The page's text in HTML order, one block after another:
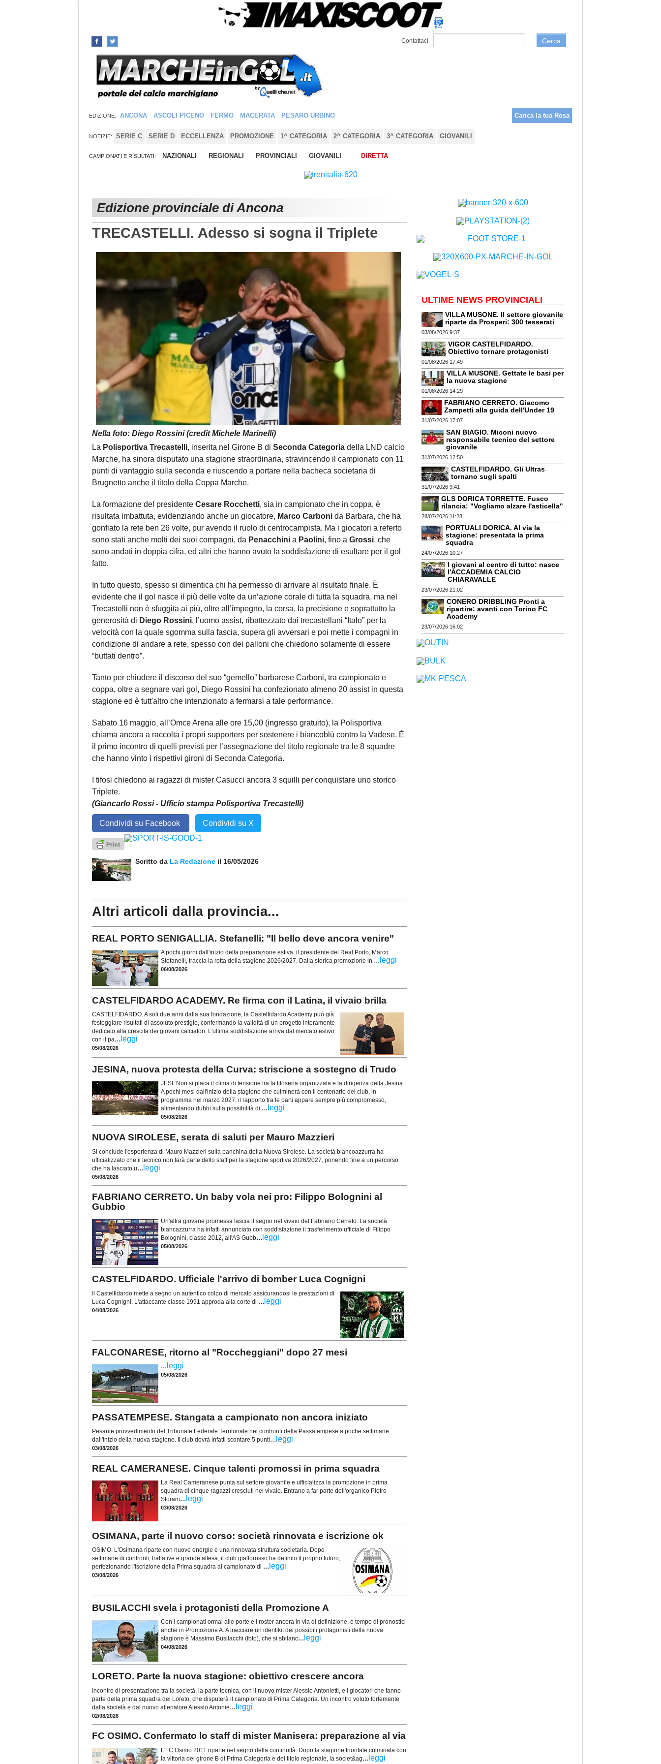
Contattaci Cerca
EDIZIONE: ANCONA ASCOLI PICENO FERMO MACERATA PESARO URBINO Carica la tua Rosa
NOTIZIE: SERIE C SERIE D ECCELLENZA PROMOZIONE 1^ CATEGORIA 2^ CATEGORIA 3^ CATEGORIA GIOVANILI
CAMPIONATI E RISULTATI: NAZIONALI REGIONALI PROVINCIALI GIOVANILI DIRETTA
Edizione provinciale di Ancona
TRECASTELLI. Adesso si sogna il Triplete
Nella foto: Diego Rossini (credit Michele Marinelli)
La Polisportiva Trecastelli, inserita nel Girone B di Seconda Categoria della LND calcio
Marche, ha sinora disputato una stagione straordinaria, stravincendo il campionato con 11
punti di vantaggio sulla seconda e riuscendo a portare nella bacheca societaria di
Brugnetto anche il titolo della Coppa Marche.
La formazione del presidente Cesare Rocchetti, sia in campionato che in coppa, è
risultata imbattuta, evidenziando anche un giocatore, Marco Carboni da Barbara, che ha
gonfiato la rete ben 26 volte, pur avendo il ruolo di centrocampista. Ma i giocatori a referto
sono stati anche molti dei suoi compagni, da Penacchini a Paolini, fino a Grossi, che
sono andati in doppia cifra, ed altri che hanno avuto la soddisfazione di esultare per il gol
fatto.
In tutto questo, spesso si dimentica chi ha permesso di arrivare al risultato finale. È
evidente che il gol nasce il più delle volte da un’azione corale di tutta la squadra, ma nel
Trecastelli non è sfuggita ai più, oltre all’impegno, la corsa, la precisione e soprattutto la
generosità di Diego Rossini, l’uomo assist, ribattezzato dai trecastellani “Italo” per la
velocità con la quale sgomma sulla fascia, supera gli avversari e poi mette i compagni in
condizione di andare a rete, spesso con dei palloni che chiedono solamente di essere
“buttati dentro”.
Tanto per chiudere il discorso del suo “gemello” barbarese Carboni, tra campionato e
coppa, oltre a segnare vari gol, Diego Rossini ha confezionato almeno 20 assist in questa
stagione ed è tutt'altro che intenzionato a fermarsi a tale performance.
Sabato 16 maggio, all’Omce Arena alle ore 15,00 (ingresso gratuito), la Polisportiva
chiama ancora a raccolta i propri supporters per sostenere i biancoblù contro la Vadese. È
il primo incontro di quelli previsti per l’assegnazione del titolo regionale tra le 8 squadre
che hanno vinto i rispettivi gironi di Seconda Categoria.
I tifosi chiedono ai ragazzi di mister Casucci ancora 3 squilli per conquistare uno storico
Triplete.
(Giancarlo Rossi - Ufficio stampa Polisportiva Trecastelli)
Condividi su Facebook Condividi su X
Scritto da La Redazione il 16/05/2026
Altri articoli dalla provincia...
REAL PORTO SENIGALLIA. Stefanelli: "Il bello deve ancora venire"
A pochi giorni dall'inizio della preparazione estiva, il presidente del Real Porto, Marco
Stefanelli, traccia la rotta della stagione 2026/2027. Dalla storica promozione in ... leggi
06/08/2026
CASTELFIDARDO ACADEMY. Re firma con il Latina, il vivaio brilla
CASTELFIDARDO. A soli due anni dalla sua fondazione, la Castelfidardo Academy può già
festeggiare risultati di assoluto prestigio, confermando la validità di un progetto interamente
dedicato alla crescita dei giovani calciatori. L'ultima soddisfazione arriva dal mercato estivo
con il pa... leggi
05/08/2026
JESINA, nuova protesta della Curva: striscione a sostegno di Trudo
JESI. Non si placa il clima di tensione tra la tifoseria organizzata e la dirigenza della Jesina.
A pochi mesi dall'inizio della stagione che culminerà con il centenario del club, in
programma nel marzo 2027, il rapporto tra le parti appare sempre più compromesso,
alimentando dubbi sulla possibilità di ... leggi
05/08/2026
NUOVA SIROLESE, serata di saluti per Mauro Mazzieri
Si conclude l'esperienza di Mauro Mazzieri sulla panchina della Nuova Sirolese. La società biancoazzurra ha
ufficializzato che il tecnico non farà parte dello staff per la stagione sportiva 2026/2027, ponendo fine a un percorso
che ha lasciato u... leggi
05/08/2026
FABRIANO CERRETO. Un baby vola nei pro: Filippo Bolognini al
Gubbio
Un'altra giovane promessa lascia il segno nel vivaio del Fabriano Cerreto. La società
biancazzurra ha infatti annunciato con soddisfazione il trasferimento ufficiale di Filippo
Bolognini, classe 2012, all'AS Gubb... leggi
05/08/2026
CASTELFIDARDO. Ufficiale l'arrivo di bomber Luca Cognigni
Il Castelfidardo mette a segno un autentico colpo di mercato assicurandosi le prestazioni di
Luca Cognigni. L'attaccante classe 1991 approda alla corte di ... leggi
04/08/2026
FALCONARESE, ritorno al "Roccheggiani" dopo 27 mesi
... leggi
05/08/2026
PASSATEMPESE. Stangata a campionato non ancora iniziato
Pesante provvedimento del Tribunale Federale Territoriale nei confronti della Passatempese a poche settimane
dall'inizio della nuova stagione. Il club dovrà infatti scontare 5 punti... leggi
03/08/2026
REAL CAMERANESE. Cinque talenti promossi in prima squadra
La Real Cameranese punta sul settore giovanile e ufficializza la promozione in prima
squadra di cinque ragazzi cresciuti nel vivaio. Entrano a far parte dell'organico Pietro
Storani... leggi
03/08/2026
OSIMANA, parte il nuovo corso: società rinnovata e iscrizione ok
OSIMO. L'Osimana riparte con nuove energie e una rinnovata struttura societaria. Dopo
settimane di confronti, trattative e grande attesa, il club giallorosso ha definito il proprio futuro,
perfezionando l'iscrizione della Prima squadra al campionato di ... leggi
03/08/2026
BUSILACCHI svela i protagonisti della Promozione A
Con i campionati ormai alle porte e i roster ancora in via di definizione, è tempo di pronostici
anche in Promozione A. A tracciare un identikit dei possibili protagonisti della nuova
stagione è Massimo Busilacchi (foto), che si sbilanc... leggi
04/08/2026
LORETO. Parte la nuova stagione: obiettivo crescere ancora
Incontro di presentazione tra la società, la parte tecnica, con il nuovo mister Alessio Antonietti, e i giocatori che fanno
parte della prima squadra del Loreto, che disputerà il campionato di Prima Categoria. Un incontro voluto fortemente
dalla società e dal nuovo allenatore Alessio Antonie... leggi
02/08/2026
FC OSIMO. Confermato lo staff di mister Manisera: preparazione al via
L'FC Osimo 2011 riparte nel segno della continuità. Dopo la stagione trionfale culminata con
la vittoria del girone B di Prima Categoria e del titolo regionale, la societ&ag... leggi
ULTIME NEWS PROVINCIALI
VILLA MUSONE. Il settore giovanile
riparte da Prosperi: 300 tesserati
03/08/2026 9:37
VIGOR CASTELFIDARDO.
Obiettivo tornare protagonisti
01/08/2026 17:49
VILLA MUSONE. Gettate le basi per
la nuova stagione
01/08/2026 14:29
FABRIANO CERRETO. Giacomo
Zampetti alla guida dell'Under 19
31/07/2026 17:07
SAN BIAGIO. Miconi nuovo
responsabile tecnico del settore
giovanile
31/07/2026 12:50
CASTELFIDARDO. Gli Ultras
tornano sugli spalti
31/07/2026 9:41
GLS DORICA TORRETTE. Fusco
rilancia: "Vogliamo alzare l'asticella"
28/07/2026 11:28
PORTUALI DORICA. Al via la
stagione: presentata la prima
squadra
24/07/2026 10:27
I giovani al centro di tutto: nasce
l'ACCADEMIA CALCIO
CHIARAVALLE
23/07/2026 21:02
CONERO DRIBBLING Pronti a
ripartire: avanti con Torino FC
Academy
23/07/2026 16:02